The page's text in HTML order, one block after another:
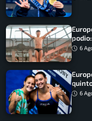
6
metri
6